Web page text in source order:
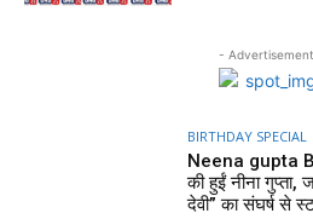
-
BIRTHDAY SPECIAL
Neena gupta
की हुईं नीना गुप्ता,
देवी” का संघर्ष से